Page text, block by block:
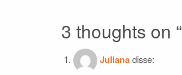
3 thoughts on “
Julianadisse: